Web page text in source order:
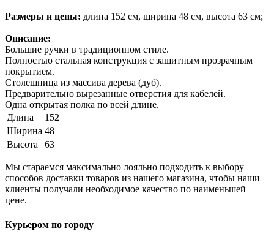
Размеры и цены: длина 152 см, ширина 48 см, высота 63 см;
Описание:
Большие ручки в традиционном стиле.
Полностью стальная конструкция с защитным прозрачным
покрытием.
Столешница из массива дерева (дуб).
Предварительно вырезанные отверстия для кабелей.
Одна открытая полка по всей длине.
Длина
152
Ширина 48
Высота
63
Мы стараемся максимально лояльно подходить к выбору
способов доставки товаров из нашего магазина, чтобы наши
клиенты получали необходимое качество по наименьшей
цене.
Курьером по городу